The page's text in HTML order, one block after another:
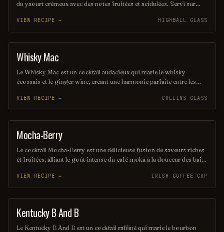
du yaourt crémeux avec des notes fruitées et acidulées. Servi sur
expérience à la fois légère et délicieuse. Une touche d'herbes fraîches
peut rehausser ses saveurs, ajoutant une dimension aromatique
unique.
VIEW RECIPE → HIGHBALL GLASS
ORDINARY DRINK
Whisky Mac
Le Whisky Mac est un cocktail audacieux qui marie le whisky
écossais et le ginger wine, créant une harmonie parfaite entre les
chaleureuse et réconfortante, idéale pour les amateurs de whisky. Ce
mélange simple mais savoureux est parfait pour une soirée entre
amis ou un moment de détente.
VIEW RECIPE → COLLINS GLASS
COFFEE / TEA
Mocha-Berry
Le cocktail Mocha-Berry est une délicieuse fusion de saveurs riches
et fruitées, alliant le goût intense du café moka à la douceur des baies
gourmande, parfaite pour les amateurs de cocktails innovants. Une
touche de crème légère couronne ce mélange savoureux, créant un
équilibre parfait entre café et fruits.
VIEW RECIPE → IRISH COFFEE CUP
ORDINARY DRINK
Kentucky B And B
Le Kentucky B And B est un cocktail raffiné qui marie le bourbon